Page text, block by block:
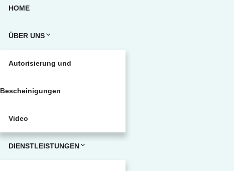
HOME
ÜBER UNS
Autorisierung und
Bescheinigungen
Video
DIENSTLEISTUNGEN